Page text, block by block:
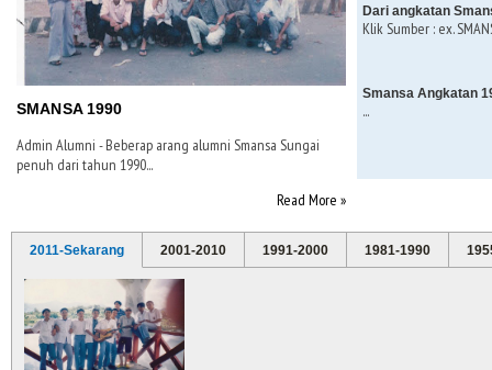
SMANSA 1990
Admin Alumni - Beberap arang alumni Smansa Sungai
penuh dari tahun 1990...
Read More »
Dari angkatan
Klik Sumber : ex.
Smansa Angkatan
...
2011-Sekarang 2001-2010 1991-2000 1981-1990